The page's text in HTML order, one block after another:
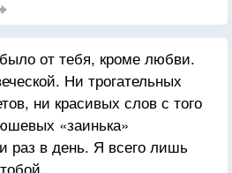
убиваться не могу иначе,
ночам спать не дает, вот
еще минута, истошно
Обратиться к тебе за
Ты знаешь о моей любви,
невысказанных
в одной паутине
от тебя, кроме любви.
Ни трогательных
ни красивых слов с того
«заинька»
раз в день. Я всего лишь